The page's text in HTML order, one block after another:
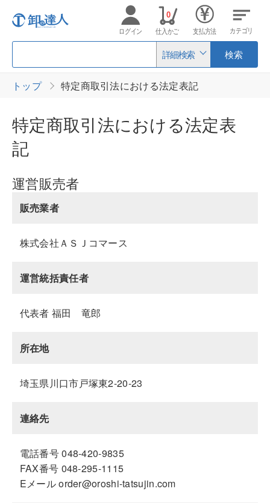
詳細検索 検索
ログイン 仕入かご
0
支払方法 カテゴリ
トップ 特定商取引法における法定表記
特定商取引法における法定表
記
運営販売者
販売業者
株式会社ＡＳＪコマース
運営統括責任者
代表者 福田 竜郎
所在地
埼玉県川口市戸塚東2-20-23
連絡先
電話番号 048-420-9835
FAX番号 048-295-1115
Eメール order@oroshi-tatsujin.com